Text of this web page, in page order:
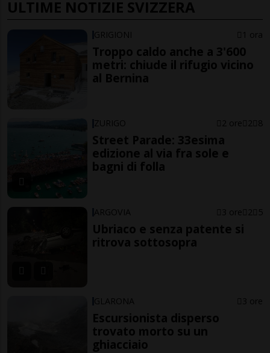
ULTIME NOTIZIE SVIZZERA
GRIGIONI 1 ora
Troppo caldo anche a 3'600
metri: chiude il rifugio vicino
al Bernina
ZURIGO 2 ore 2 8
Street Parade: 33esima
edizione al via fra sole e
bagni di folla
ARGOVIA 3 ore 2 5
Ubriaco e senza patente si
ritrova sottosopra
GLARONA 3 ore
Escursionista disperso
trovato morto su un
ghiacciaio